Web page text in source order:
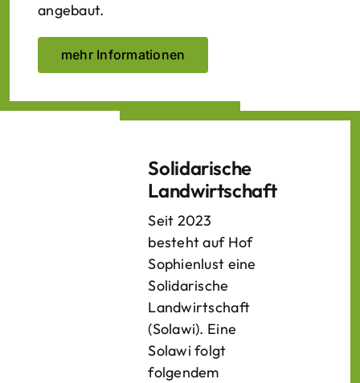
angebaut.
mehr Informationen
Solidarische
Landwirtschaft
Seit 2023
besteht auf Hof
Sophienlust eine
Solidarische
Landwirtschaft
(Solawi). Eine
Solawi folgt
folgendem